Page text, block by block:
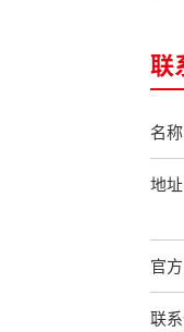
联
名称
地址
官
联